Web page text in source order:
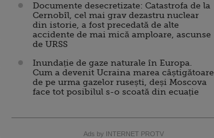
Documente desecretizate: Catastrofa de la
Cernobîl, cel mai grav dezastru nuclear
din istorie, a fost precedată de alte
accidente de mai mică amploare, ascunse
de URSS
Inundație de gaze naturale în Europa.
Cum a devenit Ucraina marea câștigătoare
de pe urma gazelor rusești, deși Moscova
face tot posibilul s-o scoată din ecuație
Ads by INTERNET PROTV